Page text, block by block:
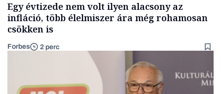
Egy évtizede nem volt ilyen alacsony az
infláció, több élelmiszer ára még rohamosan
csökken is
Forbes 2 perc